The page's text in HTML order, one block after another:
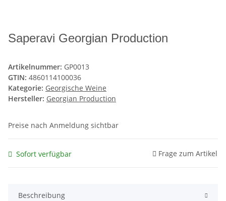
Saperavi Georgian Production
Artikelnummer: GP0013
GTIN: 4860114100036
Kategorie: Georgische Weine
Hersteller: Georgian Production
Preise nach Anmeldung sichtbar
Sofort verfügbar Frage zum Artikel
Beschreibung